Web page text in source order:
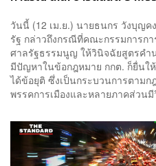
วันนี้ (12 เม.ย.) นายธนกร วังบุญ
รัฐ กล่าวถึงกรณีที่คณะกรรมการกา
ศาลรัฐธรรมนูญ ให้วินิจฉัยสูตรค
มีปัญหาในข้อกฎหมาย กกต. ก็ยื่นใ
ได้ข้อยุติ ซึ่งเป็นกระบวนการตาม
พรรคการเมืองและหลายภาคส่วนมี